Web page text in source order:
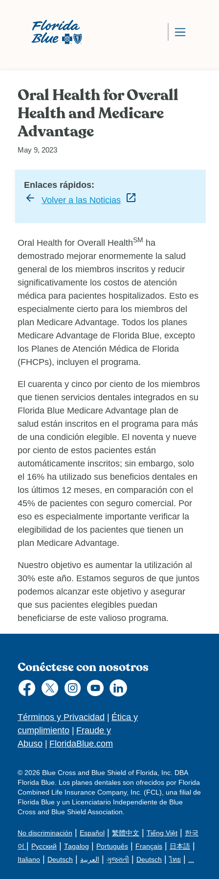
Oral Health for Overall
Health and Medicare
Advantage
May 9, 2023
Enlaces rápidos:
Volver a las Noticias
Oral Health for Overall HealthSM ha
demostrado mejorar enormemente la salud
general de los miembros inscritos y reducir
significativamente los costos de atención
médica para pacientes hospitalizados. Esto es
especialmente cierto para los miembros del
plan Medicare Advantage. Todos los planes
Medicare Advantage de Florida Blue, excepto
los Planes de Atención Médica de Florida
(FHCPs), incluyen el programa.
El cuarenta y cinco por ciento de los miembros
que tienen servicios dentales integrados en su
Florida Blue Medicare Advantage plan de
salud están inscritos en el programa para más
de una condición elegible. El noventa y nueve
por ciento de estos pacientes están
automáticamente inscritos; sin embargo, solo
el 16% ha utilizado sus beneficios dentales en
los últimos 12 meses, en comparación con el
45% de pacientes con seguro comercial. Por
eso es especialmente importante verificar la
elegibilidad de los pacientes que tienen un
plan Medicare Advantage.
Nuestro objetivo es aumentar la utilización al
30% este año. Estamos seguros de que juntos
podemos alcanzar este objetivo y asegurar
que sus pacientes elegibles puedan
beneficiarse de este valioso programa.
Conéctese con nosotros
Términos y Privacidad
Ética y
cumplimiento
Fraude y
Abuso
FloridaBlue.com
© 2026 Blue Cross and Blue Shield of Florida, Inc. DBA
Florida Blue. Los planes dentales son ofrecidos por Florida
Combined Life Insurance Company, Inc. (FCL), una filial de
Florida Blue y un Licenciatario Independiente de Blue
Cross and Blue Shield Association.
No discriminación Español 繁體中文 Tiếng Việt
한국
어
Русский Tagalog Português Français 日本語
Italiano Deutsch العربية ગુજરાતી Deutsch |ไทย ...